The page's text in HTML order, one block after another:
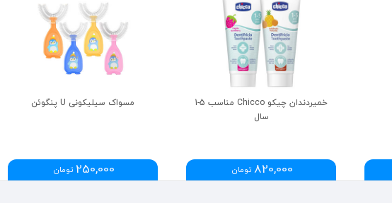
مسواک سیلیکونی U پنگوئن
250,000 تومان
خمیردندان چیکو Chicco مناسب 5-1
سال
820,000 تومان